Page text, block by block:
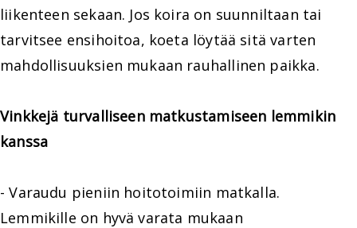
liikenteen sekaan. Jos koira on suunniltaan tai
tarvitsee ensihoitoa, koeta löytää sitä varten
mahdollisuuksien mukaan rauhallinen paikka.
Vinkkejä turvalliseen matkustamiseen lemmikin
kanssa
- Varaudu pieniin hoitotoimiin matkalla.
Lemmikille on hyvä varata mukaan